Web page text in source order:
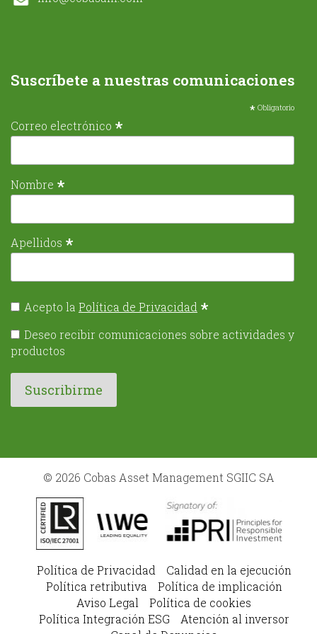
Suscríbete a nuestras comunicaciones
* Obligatorio
Correo electrónico *
Nombre *
Apellidos *
Acepto la Política de Privacidad *
Deseo recibir comunicaciones sobre actividades y
productos
© 2026 Cobas Asset Management SGIIC SA
Política de Privacidad
Calidad en la ejecución
Política retributiva
Política de implicación
Aviso Legal
Política de cookies
Política Integración ESG
Atención al inversor